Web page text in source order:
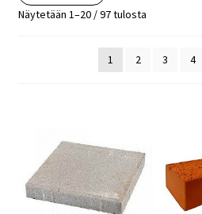
Näytetään 1–20 / 97 tulosta
1 2 3 4